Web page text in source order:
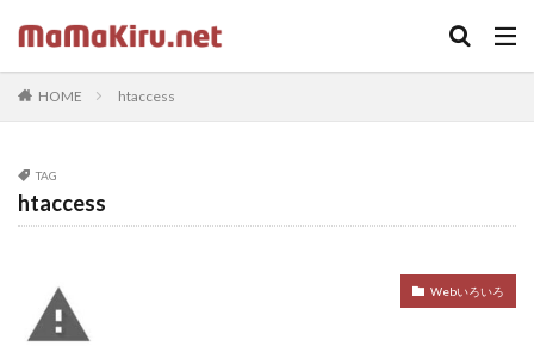
HOME htaccess
TAG
htaccess
Webいろいろ
タグ
twenty seventeen